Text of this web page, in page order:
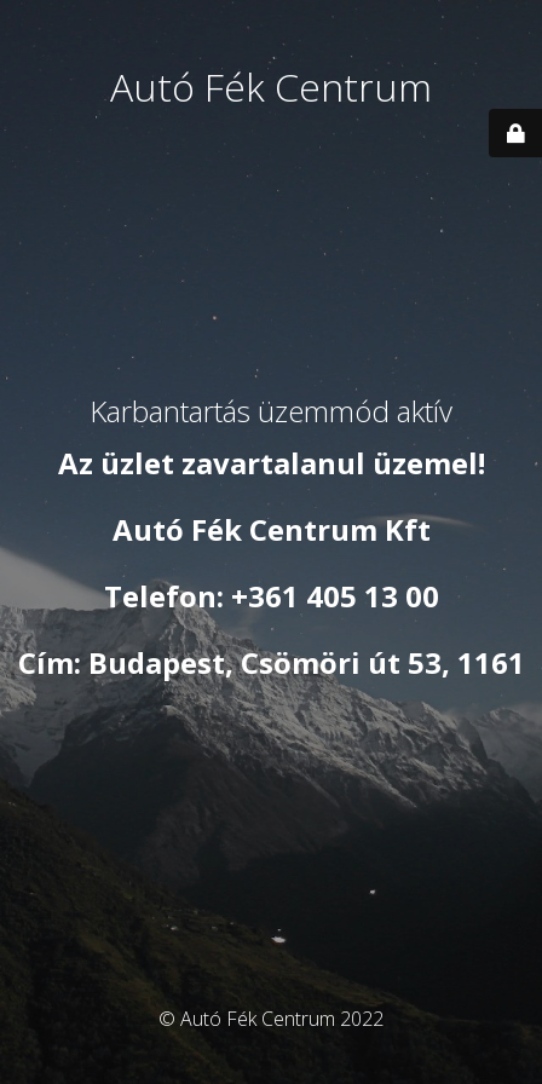
Autó Fék Centrum
Karbantartás üzemmód aktív
Az üzlet zavartalanul üzemel!
Autó Fék Centrum Kft
Telefon: +361 405 13 00
Cím: Budapest, Csömöri út 53, 1161
© Autó Fék Centrum 2022